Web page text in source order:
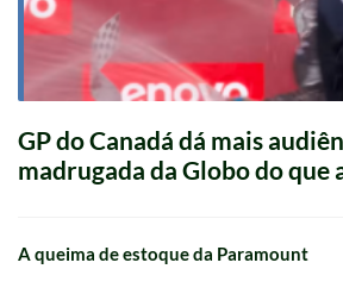
GP do Canadá dá mais
madrugada da Globo do que
A queima de estoque da Paramount